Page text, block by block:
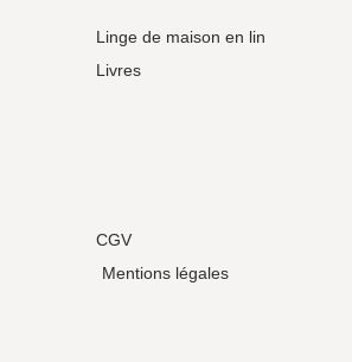
Linge de maison en lin
Livres
CGV
Mentions légales